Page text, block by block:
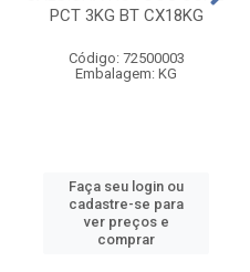
PCT 3KG BT CX18KG
Código: 72500003
Embalagem: KG
Faça seu login ou
cadastre-se para
ver preços e
comprar